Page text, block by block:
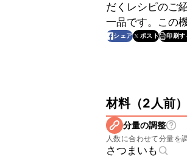
だくレシピのご
一品です。この
シェア ポスト 印刷す
材料（2人前）
分量の調整
人数に合わせて分量を
さつまいも